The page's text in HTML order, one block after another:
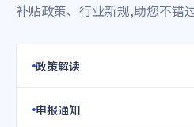
补贴政策、行业新规,助您不错
政策解读
申报通知